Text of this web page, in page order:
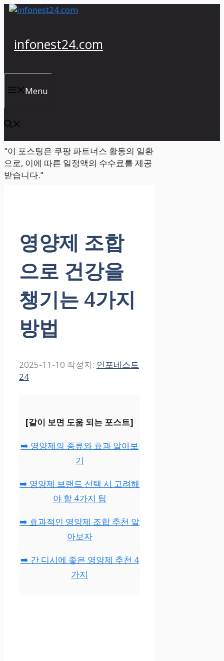
컨
기
infonest24.com
Menu
"이 포스팅은 쿠팡 파트너스 활동의 일환
으로, 이에 따른 일정액의 수수료를 제공
받습니다."
영양제 조합
으로 건강을
챙기는 4가지
방법
2025-11-10 작성자: 인포네스트
24
[같이 보면 도움 되는 포스트]
➡️ 영양제의 종류와 효과 알아보
기
➡️ 영양제 브랜드 선택 시 고려해
야 할 4가지 팁
➡️ 효과적인 영양제 조합 추천 알
아보자
➡️ 간 디시에 좋은 영양제 추천 4
가지